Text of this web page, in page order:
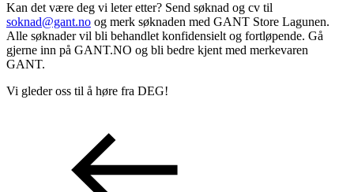
Kan det være deg vi leter etter? Send søknad og cv til
soknad@gant.no og merk søknaden med GANT Store Lagunen.
Alle søknader vil bli behandlet konfidensielt og fortløpende. Gå
gjerne inn på GANT.NO og bli bedre kjent med merkevaren
GANT.
Vi gleder oss til å høre fra DEG!